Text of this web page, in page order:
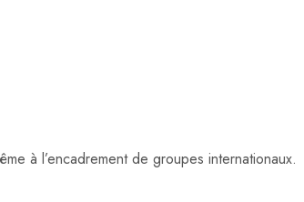
à l’encadrement de groupes internationaux.